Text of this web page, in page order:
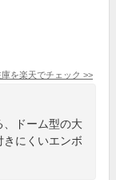
を楽天でチェック >>
、ドーム型の大
にくいエンボ